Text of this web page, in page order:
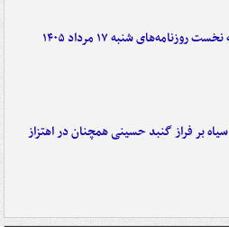
روزنامه‌های شنبه ۱۷ مرداد ۱۴۰۵
بر فراز گنبد حسینی همچنان در اهتزاز